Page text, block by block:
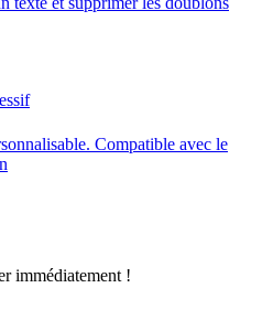
Compatible avec le
immédiatement !